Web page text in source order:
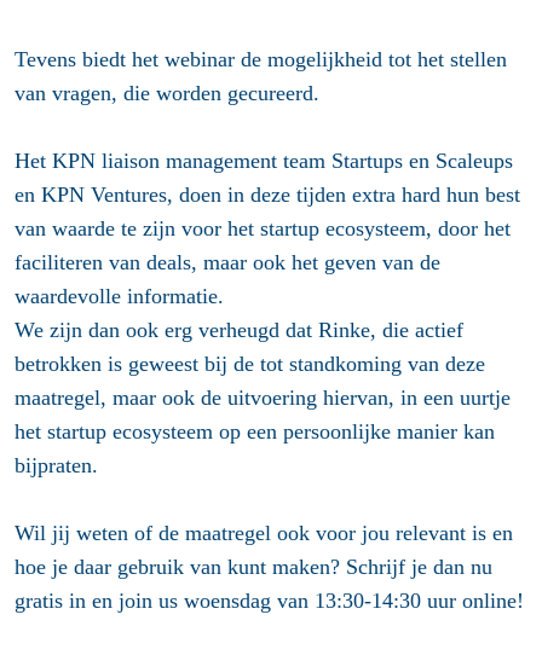
Tevens biedt het webinar de mogelijkheid tot het stellen
van vragen, die worden gecureerd.
Het KPN liaison management team Startups en Scaleups
en KPN Ventures, doen in deze tijden extra hard hun best
van waarde te zijn voor het startup ecosysteem, door het
faciliteren van deals, maar ook het geven van de
waardevolle informatie.
We zijn dan ook erg verheugd dat Rinke, die actief
betrokken is geweest bij de tot standkoming van deze
maatregel, maar ook de uitvoering hiervan, in een uurtje
het startup ecosysteem op een persoonlijke manier kan
bijpraten.
Wil jij weten of de maatregel ook voor jou relevant is en
hoe je daar gebruik van kunt maken? Schrijf je dan nu
gratis in en join us woensdag van 13:30-14:30 uur online!